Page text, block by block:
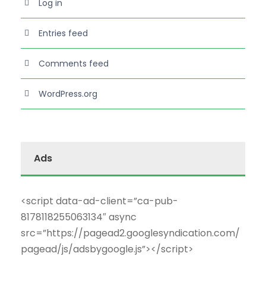
Log in
Entries feed
Comments feed
WordPress.org
Ads
<script data-ad-client=”ca-pub-
8178118255063134″ async
src=”https://pagead2.googlesyndication.com/
pagead/js/adsbygoogle.js”></script>